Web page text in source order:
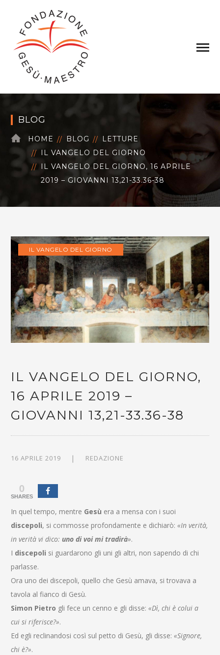
BLOG
HOME BLOG
LETTURE
IL VANGELO DEL GIORNO
IL VANGELO DEL GIORNO, 16 APRILE
2019 – GIOVANNI 13,21-33.36-38
IL VANGELO DEL GIORNO
IL VANGELO DEL GIORNO,
16 APRILE 2019 –
GIOVANNI 13,21-33.36-38
16 APRILE 2019 REDAZIONE
0
SHARES
In quel tempo, mentre Gesù era a mensa con i suoi
discepoli, si commosse profondamente e dichiarò:«In verità,
in verità vi dico:uno di voi mi tradirà».
I discepoli si guardarono gli uni gli altri, non sapendo di chi
parlasse.
Ora uno dei discepoli, quello che Gesù amava, si trovava a
tavola al fianco di Gesù.
Simon Pietro gli fece un cenno e gli disse:«Dì, chi è colui a
cui si riferisce?».
Ed egli reclinandosi così sul petto di Gesù, gli disse:«Signore,
chi è?».